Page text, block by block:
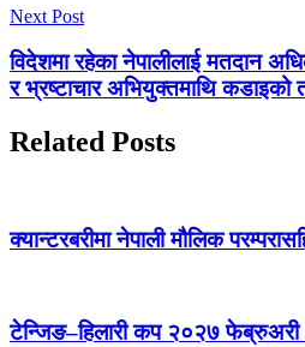
Next Post
विदेशमा रहेका नेपालीलाई मतदान
र भ्रष्टाचार अभियुक्तमाथि कडाइको
Related Posts
क्यान्टरबरीमा नेपाली मौलिक
टेन्जिङ–हिलारी कप २०२७ फेब्रुअरी